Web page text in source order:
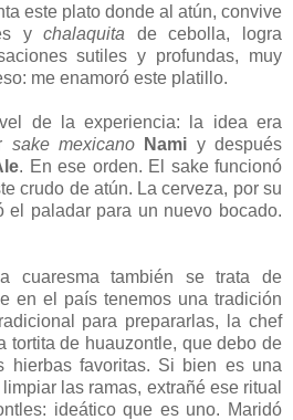
este plato donde al atún, convive
ychalaquita de cebolla, logra
sutiles y profundas, muy
me enamoró este platillo.
de la experiencia: la idea era
sake mexicano Nami y después
. En ese orden. El sake funcionó
crudo de atún. La cerveza, por su
el paladar para un nuevo bocado.
cuaresma también se trata de
en el país tenemos una tradición
para prepararlas, la chef
tortita de huauzontle, que debo de
hierbas favoritas. Si bien es una
las ramas, extrañé ese ritual
ideático que es uno. Maridó